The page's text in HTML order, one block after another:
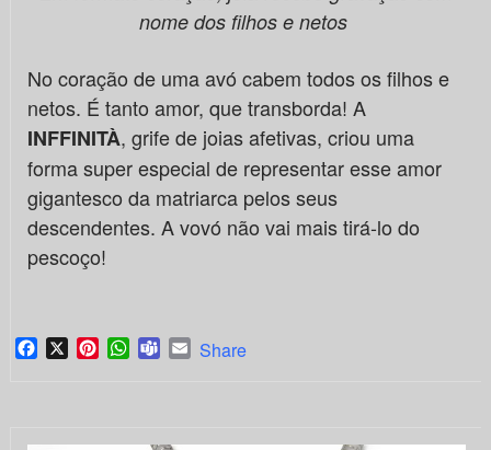
nome dos filhos e netos
No coração de uma avó cabem todos os filhos e
netos. É tanto amor, que transborda! A
INFFINITÀ, grife de joias afetivas, criou uma
forma super especial de representar esse amor
gigantesco da matriarca pelos seus
descendentes. A vovó não vai mais tirá-lo do
pescoço!
Facebook
X PinterestWhatsApp
TeamsEmail
Share